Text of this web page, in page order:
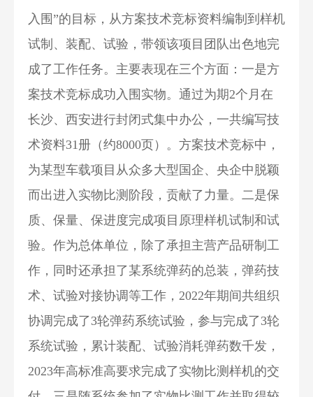
入围”的目标，从方案技术竞标资料编制到样机
试制、装配、试验，带领该项目团队出色地完
成了工作任务。主要表现在三个方面：一是方
案技术竞标成功入围实物。通过为期2个月在
长沙、西安进行封闭式集中办公，一共编写技
术资料31册（约8000页）。方案技术竞标中，
为某型车载项目从众多大型国企、央企中脱颖
而出进入实物比测阶段，贡献了力量。二是保
质、保量、保进度完成项目原理样机试制和试
验。作为总体单位，除了承担主营产品研制工
作，同时还承担了某系统弹药的总装，弹药技
术、试验对接协调等工作，2022年期间共组织
协调完成了3轮弹药系统试验，参与完成了3轮
系统试验，累计装配、试验消耗弹药数千发，
2023年高标准高要求完成了实物比测样机的交